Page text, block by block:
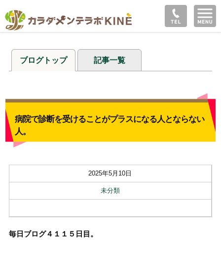
ブログトップ 記事一覧
病院で診断を受けることがプラスになる人とならない
人。
2025年5月10日
未分類
毎日ブログ４１１５日目。